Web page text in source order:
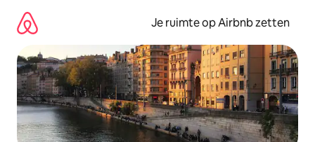
direct
naar
inhoud
Je ruimte op Airbnb zetten